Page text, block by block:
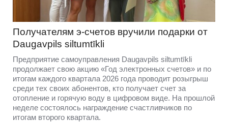
Получателям э-счетов вручили подарки от
Daugavpils siltumtīkli
Предприятие самоуправления Daugavpils siltumtīkli
продолжает свою акцию «Год электронных счетов» и по
итогам каждого квартала 2026 года проводит розыгрыш
среди тех своих абонентов, кто получает счет за
отопление и горячую воду в цифровом виде. На прошлой
неделе состоялось награждение счастливчиков по
итогам второго квартала.